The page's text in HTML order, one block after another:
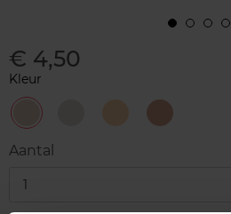
€ 4,50
Kleur
Peach
Diamond Shimmer
Radiant
Cashmere
Aantal
1